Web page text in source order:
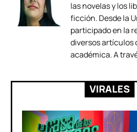
las novelas y los
ficción. Desde la
participado en la
diversos artículos
académica. A
VIRALES